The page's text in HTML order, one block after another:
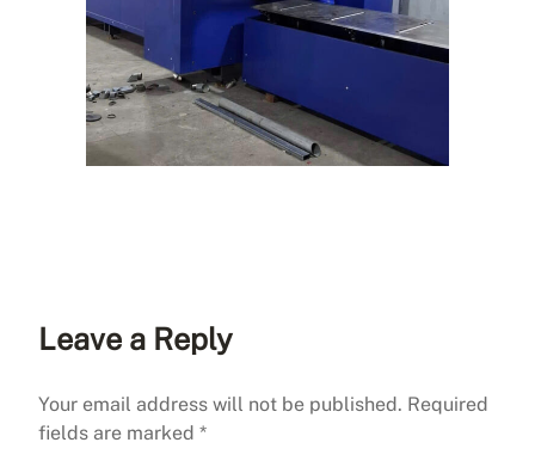
Leave a Reply
Your email address will not be published. Required
fields are marked *